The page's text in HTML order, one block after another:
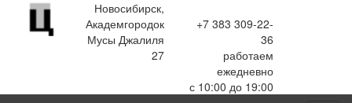
Новосибирск,
Академгородок
Мусы Джалиля
27
+7 383 309-22-
36
работаем
ежедневно
с 10:00 до 19:00